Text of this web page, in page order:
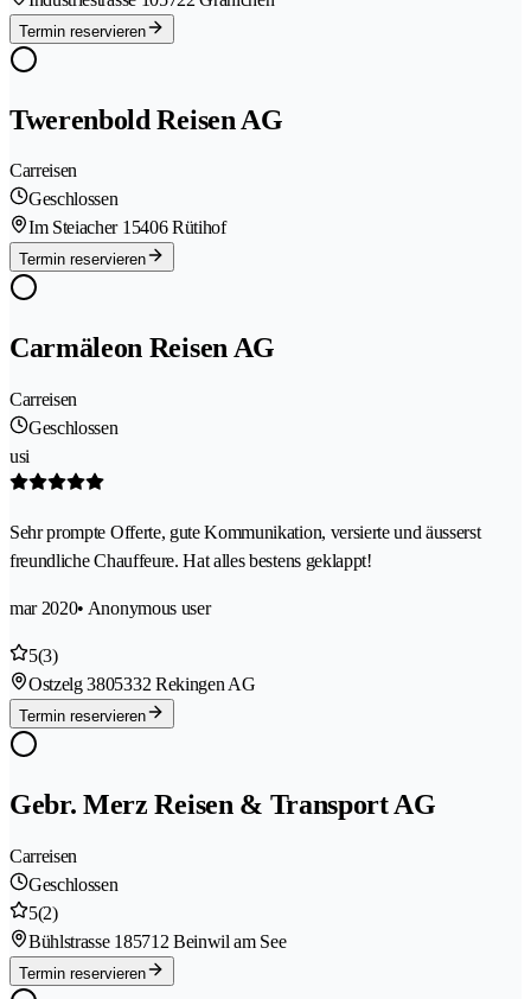
Termin reservieren
Twerenbold Reisen AG
Carreisen
Geschlossen
Im Steiacher 15406 Rütihof
Termin reservieren
Carmäleon Reisen AG
Carreisen
Geschlossen
usi
Sehr prompte Offerte, gute Kommunikation, versierte und äusserst
freundliche Chauffeure. Hat alles bestens geklappt!
mar 2020• Anonymous user
5(3)
Ostzelg 3805332 Rekingen AG
Termin reservieren
Gebr. Merz Reisen & Transport AG
Carreisen
Geschlossen
5(2)
Bühlstrasse 185712 Beinwil am See
Termin reservieren